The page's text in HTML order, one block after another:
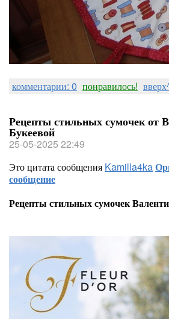
комментарии: 0 понравилось!
Рецепты стильных сумочек от
Букеевой
25-05-2025 22:49
Это цитата сообщения Kamilla4ka
сообщение
Рецепты стильных сумочек